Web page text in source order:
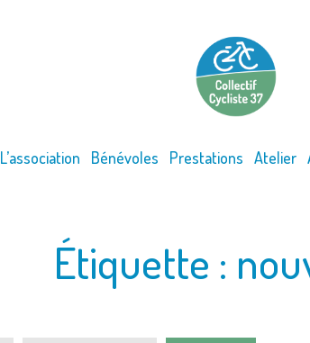
L’association Bénévoles Prestations Atelier
Étiquette :